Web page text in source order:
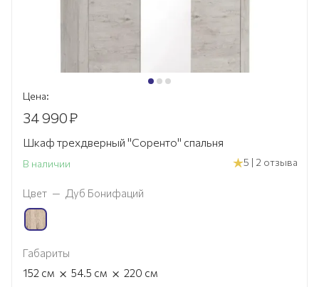
Цена:
34 990₽
Шкаф трехдверный "Соренто" спальня
В наличии 5 | 2 отзыва
Цвет — Дуб Бонифаций
Габариты
152 см × 54.5 см × 220 см